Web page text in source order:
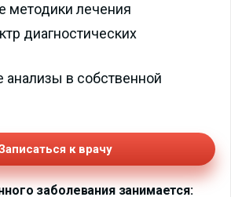
методики лечения
диагностических
в собственной
к врачу
заболевания занимается: